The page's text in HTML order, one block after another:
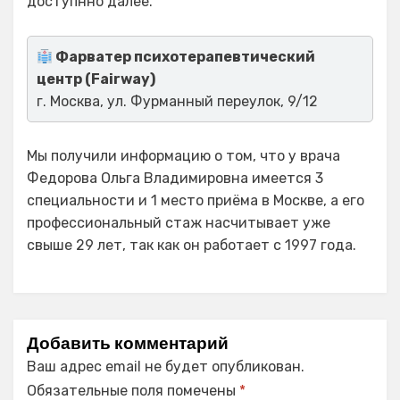
Фарватер психотерапевтический
центр (Fairway)
г. Москва, ул. Фурманный переулок, 9/12
Мы получили информацию о том, что у врача
Федорова Ольга Владимировна имеется 3
специальности и 1 место приёма в Москве, а его
профессиональный стаж насчитывает уже
свыше 29 лет, так как он работает с 1997 года.
Добавить комментарий
Ваш адрес email не будет опубликован.
Обязательные поля помечены *